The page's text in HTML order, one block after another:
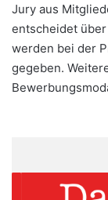
Jury aus
entscheidet
werden bei der
gegeben.